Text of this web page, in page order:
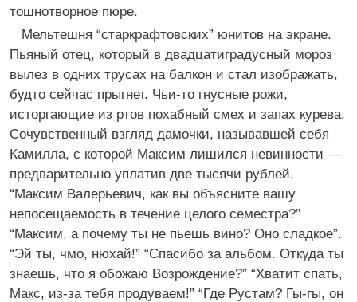
тошнотворное пюре.
Мельтешня “старкрафтовских” юнитов на экране.
Пьяный отец, который в двадцатиградусный мороз
вылез в одних трусах на балкон и стал изображать,
будто сейчас прыгнет. Чьи-то гнусные рожи,
исторгающие из ртов похабный смех и запах курева.
Сочувственный взгляд дамочки, называвшей себя
Камилла, с которой Максим лишился невинности —
предварительно уплатив две тысячи рублей.
“Максим Валерьевич, как вы объясните вашу
непосещаемость в течение целого семестра?”
“Максим, а почему ты не пьешь вино? Оно сладкое”.
“Эй ты, чмо, нюхай!” “Спасибо за альбом. Откуда ты
знаешь, что я обожаю Возрождение?” “Хватит спать,
Макс, из-за тебя продуваем!” “Где Рустам? Гы-гы, он